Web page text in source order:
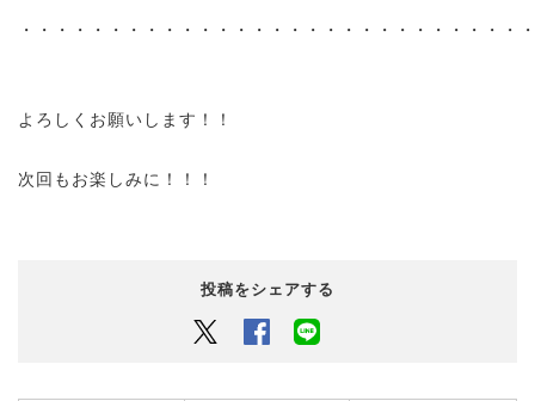
・・・・・・・・・・・・・・・・・・・・・・・・・・・・
よろしくお願いします！！
次回もお楽しみに！！！
投稿をシェアする
Twitter Facebook